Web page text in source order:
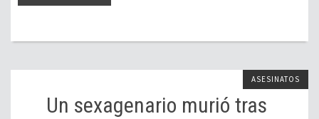
ASESINATOS
Un sexagenario murió tras